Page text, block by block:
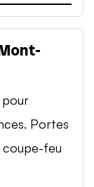
pour
Portes
coupe-feu